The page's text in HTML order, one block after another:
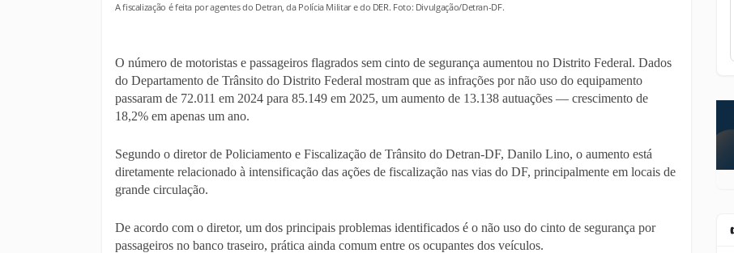
A fiscalização é feita por agentes do Detran, da Polícia Militar e do DER. Foto: Divulgação/Detran-DF.
O número de motoristas e passageiros flagrados sem cinto de segurança aumentou no Distrito Federal. Dados
do Departamento de Trânsito do Distrito Federal mostram que as infrações por não uso do equipamento
passaram de 72.011 em 2024 para 85.149 em 2025, um aumento de 13.138 autuações — crescimento de
18,2% em apenas um ano.
Segundo o diretor de Policiamento e Fiscalização de Trânsito do Detran-DF, Danilo Lino, o aumento está
diretamente relacionado à intensificação das ações de fiscalização nas vias do DF, principalmente em locais de
grande circulação.
De acordo com o diretor, um dos principais problemas identificados é o não uso do cinto de segurança por
passageiros no banco traseiro, prática ainda comum entre os ocupantes dos veículos.